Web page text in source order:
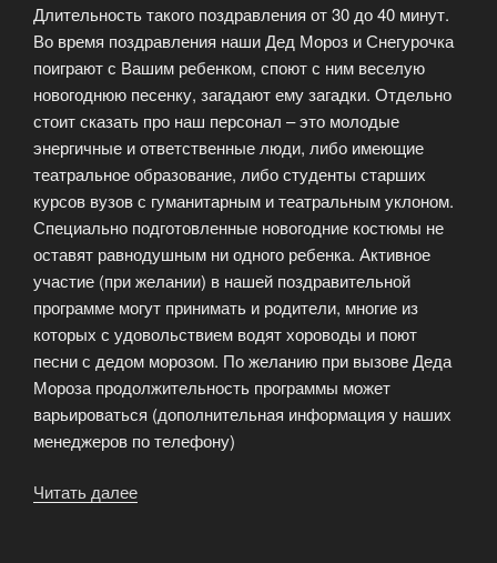
Длительность такого поздравления от 30 до 40 минут.
Во время поздравления наши Дед Мороз и Снегурочка
поиграют с Вашим ребенком, споют с ним веселую
новогоднюю песенку, загадают ему загадки. Отдельно
стоит сказать про наш персонал – это молодые
энергичные и ответственные люди, либо имеющие
театральное образование, либо студенты старших
курсов вузов с гуманитарным и театральным уклоном.
Специально подготовленные новогодние костюмы не
оставят равнодушным ни одного ребенка. Активное
участие (при желании) в нашей поздравительной
программе могут принимать и родители, многие из
которых с удовольствием водят хороводы и поют
песни с дедом морозом. По желанию при вызове Деда
Мороза продолжительность программы может
варьироваться (дополнительная информация у наших
менеджеров по телефону)
Читать далее